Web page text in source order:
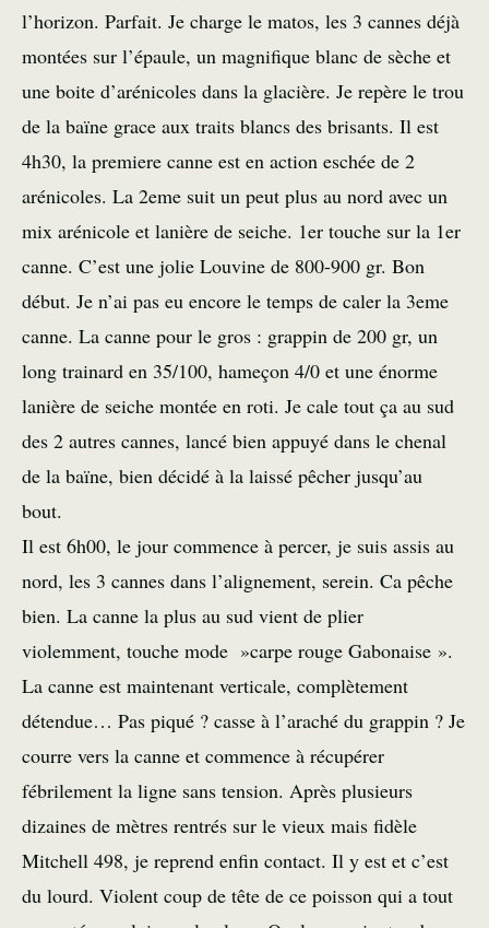
l’horizon. Parfait. Je charge le matos, les 3 cannes déjà
montées sur l’épaule, un magnifique blanc de sèche et
une boite d’arénicoles dans la glacière. Je repère le trou
de la baïne grace aux traits blancs des brisants. Il est
4h30, la premiere canne est en action eschée de 2
arénicoles. La 2eme suit un peut plus au nord avec un
mix arénicole et lanière de seiche. 1er touche sur la 1er
canne. C’est une jolie Louvine de 800-900 gr. Bon
début. Je n’ai pas eu encore le temps de caler la 3eme
canne. La canne pour le gros : grappin de 200 gr, un
long trainard en 35/100, hameçon 4/0 et une énorme
lanière de seiche montée en roti. Je cale tout ça au sud
des 2 autres cannes, lancé bien appuyé dans le chenal
de la baïne, bien décidé à la laissé pêcher jusqu’au
bout.
Il est 6h00, le jour commence à percer, je suis assis au
nord, les 3 cannes dans l’alignement, serein. Ca pêche
bien. La canne la plus au sud vient de plier
violemment, touche mode »carpe rouge Gabonaise ».
La canne est maintenant verticale, complètement
détendue… Pas piqué ? casse à l’araché du grappin ? Je
courre vers la canne et commence à récupérer
fébrilement la ligne sans tension. Après plusieurs
dizaines de mètres rentrés sur le vieux mais fidèle
Mitchell 498, je reprend enfin contact. Il y est et c’est
du lourd. Violent coup de tête de ce poisson qui a tout